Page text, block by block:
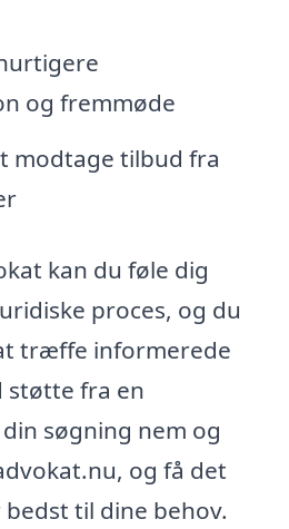
og fremmøde
modtage tilbud fra
kan du føle dig
proces, og du
træffe informerede
støtte fra en
søgning nem og
og få det
til dine behov.